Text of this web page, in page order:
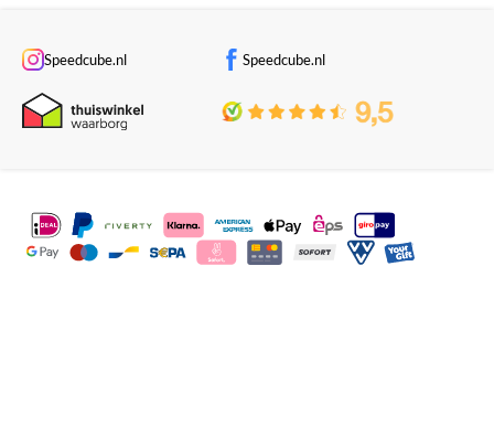
Speedcube.nl Speedcube.nl